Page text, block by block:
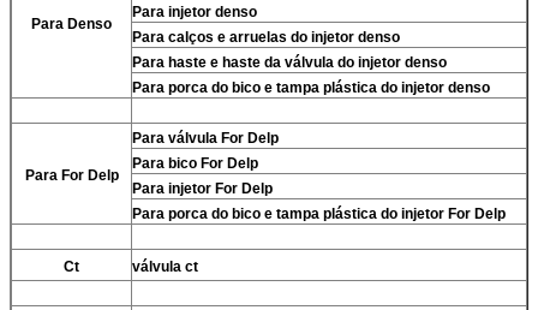
Para Denso
Para injetor denso
Para calços e arruelas do injetor denso
Para haste e haste da válvula do injetor denso
Para porca do bico e tampa plástica do injetor denso
Para For Delp
Para válvula For Delp
Para bico For Delp
Para injetor For Delp
Para porca do bico e tampa plástica do injetor For Delp
Ct válvula ct